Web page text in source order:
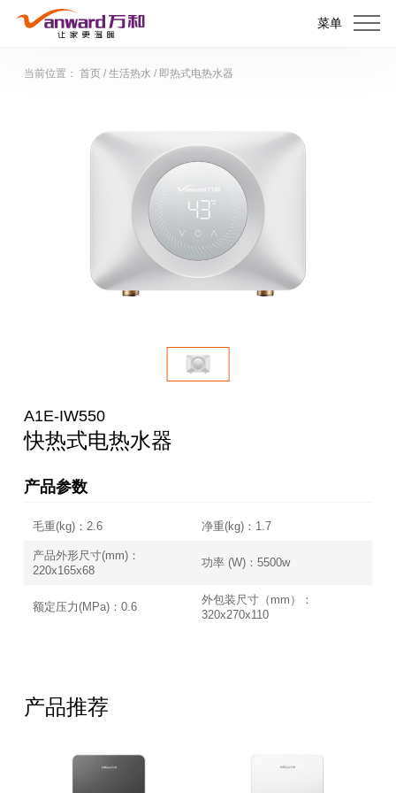
菜单
当前位置： 首页/ 生活热水 / 即热式电热水器
A1E-IW550
快热式电热水器
产品参数
毛重(kg)：2.6 净重(kg)：1.7
产品外形尺寸(mm)：
220x165x68
功率 (W)：5500w
额定压力(MPa)：0.6
外包装尺寸（mm）：
320x270x110
产品推荐